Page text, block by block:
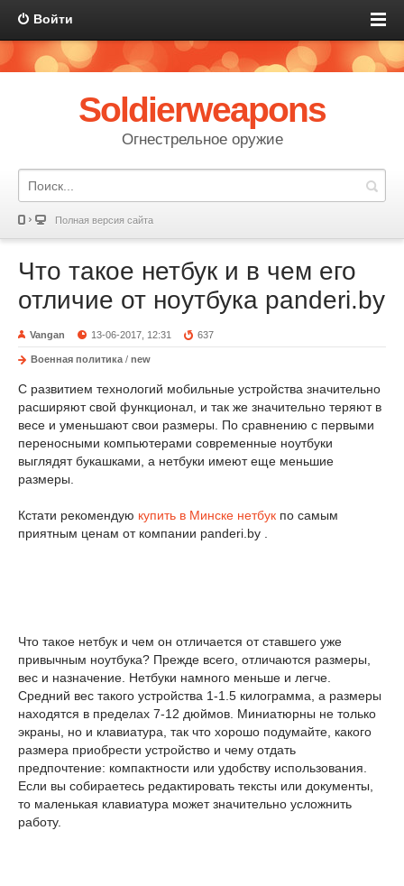
Войти
Soldierweapons
Огнестрельное оружие
Полная версия сайта
Что такое нетбук и в чем его
отличие от ноутбука panderi.by
Vangan 13-06-2017, 12:31 637
Военная политика / new
С развитием технологий мобильные устройства значительно
расширяют свой функционал, и так же значительно теряют в
весе и уменьшают свои размеры. По сравнению с первыми
переносными компьютерами современные ноутбуки
выглядят букашками, а нетбуки имеют еще меньшие
размеры.
Кстати рекомендую купить в Минске нетбук по самым
приятным ценам от компании panderi.by .
Что такое нетбук и чем он отличается от ставшего уже
привычным ноутбука? Прежде всего, отличаются размеры,
вес и назначение. Нетбуки намного меньше и легче.
Средний вес такого устройства 1-1.5 килограмма, а размеры
находятся в пределах 7-12 дюймов. Миниатюрны не только
экраны, но и клавиатура, так что хорошо подумайте, какого
размера приобрести устройство и чему отдать
предпочтение: компактности или удобству использования.
Если вы собираетесь редактировать тексты или документы,
то маленькая клавиатура может значительно усложнить
работу.